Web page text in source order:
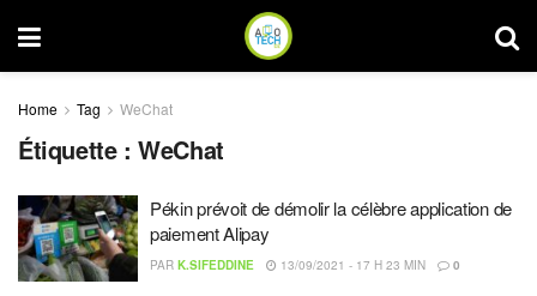
Home Tag WeChat
Étiquette :WeChat
Pékin prévoit de démolir la célèbre application de
paiement Alipay
PAR K.SIFEDDINE 13/09/2021 - 17 H 23 MIN 0